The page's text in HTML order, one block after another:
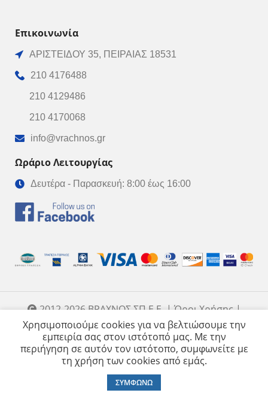
Επικοινωνία
ΑΡΙΣΤΕΙΔΟΥ 35, ΠΕΙΡΑΙΑΣ 18531
210 4176488
210 4129486
210 4170068
info@vrachnos.gr
Ωράριο Λειτουργίας
Δευτέρα - Παρασκευή: 8:00 έως 16:00
2012-2026 ΒΡΑΧΝΟΣ ΣΠ Ε.Ε. | Όροι Χρήσης |
Created by Wisebit
Χρησιμοποιούμε cookies για να βελτιώσουμε την
εμπειρία σας στον ιστότοπό μας. Με την
περιήγηση σε αυτόν τον ιστότοπο, συμφωνείτε με
τη χρήση των cookies από εμάς.
ΣΥΜΦΩΝΩ
MITCHELL
MEDITERRANEE –
Surfcasting 4.25 M295,00€